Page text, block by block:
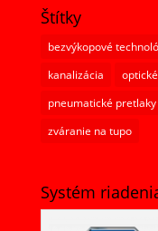
Štítky
bezvýkopové
kanalizácia
pneumatické pretlaky
zváranie na tupo
Systém